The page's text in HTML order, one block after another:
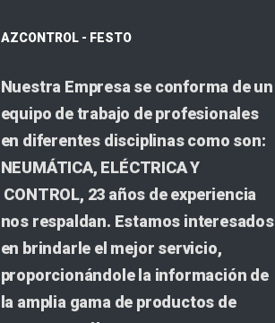
AZCONTROL - FESTO
Nuestra Empresa se conforma de un
equipo de trabajo de profesionales
en diferentes disciplinas como son:
NEUMÁTICA, ELÉCTRICA Y
CONTROL, 23 años de experiencia
nos respaldan. Estamos interesados
en brindarle el mejor servicio,
proporcionándole la información de
la amplia gama de productos de